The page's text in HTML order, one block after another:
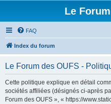
Le
FAQ
Index du forum
Le Forum des OUFS -
Cette politique explique en détail
sociétés affiliées (désignés ci-après
Forum des OUFS », « https://